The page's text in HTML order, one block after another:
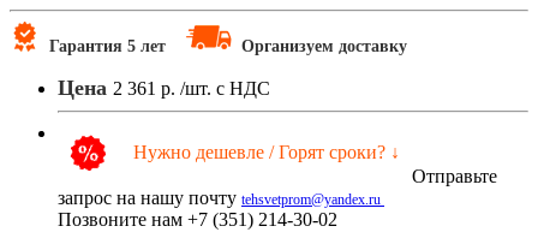
Гарантия 5 лет Организуем доставку
Цена 2 361 р. /шт. с НДС
Нужно дешевле / Горят сроки? ↓
Отправьте
запрос на нашу почту tehsvetprom@yandex.ru
Позвоните нам +7 (351) 214-30-02